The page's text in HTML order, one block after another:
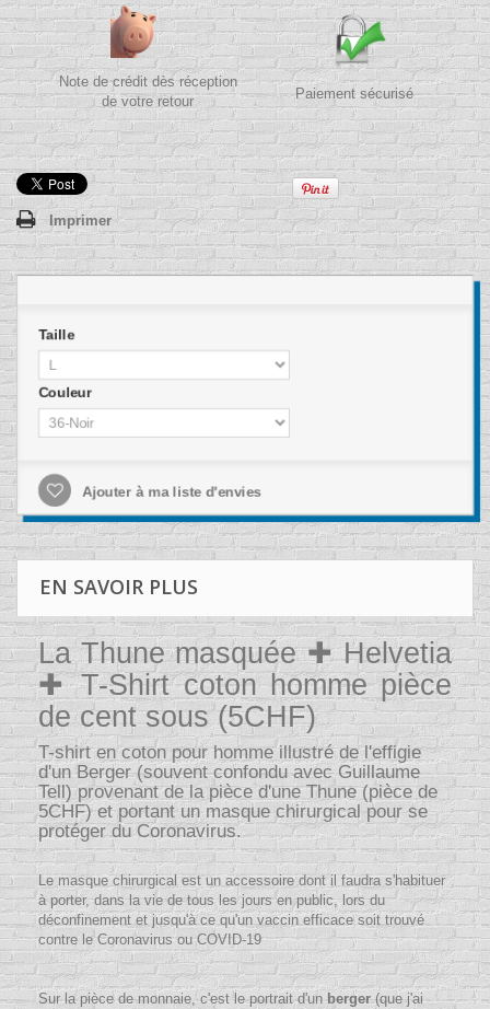
Note de crédit dès réception
de votre retour
Paiement sécurisé
Imprimer
Taille
Couleur
Ajouter à ma liste d'envies
EN SAVOIR PLUS
La Thune masquée ✚ Helvetia
✚ T-Shirt coton homme pièce
de cent sous (5CHF)
T-shirt en coton pour homme illustré de l'effigie
d'un Berger (souvent confondu avec Guillaume
Tell) provenant de la pièce d'une Thune (pièce de
5CHF) et portant un masque chirurgical pour se
protéger du Coronavirus.
Le masque chirurgical est un accessoire dont il faudra s'habituer
à porter, dans la vie de tous les jours en public, lors du
déconfinement et jusqu'à ce qu'un vaccin efficace soit trouvé
contre le Coronavirus ou COVID-19
Sur la pièce de monnaie, c'est le portrait d'unberger(que j'ai